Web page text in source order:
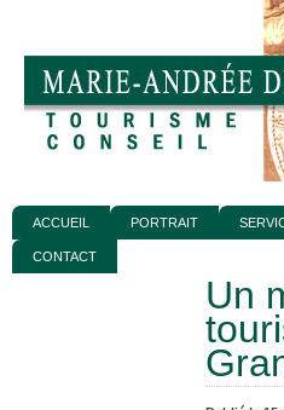
ACCUEIL PORTRAIT
CONTACT
Un